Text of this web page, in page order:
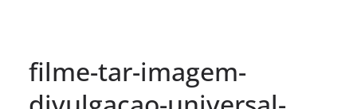
filme-tar-imagem-